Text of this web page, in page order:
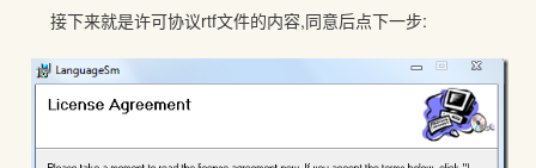
接下来就是许可协议rtf文件的内容,同意后点下一步: